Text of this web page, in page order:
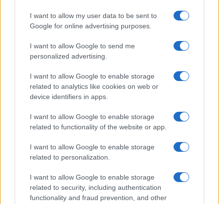
I want to allow my user data to be sent to
Google for online advertising purposes.
I want to allow Google to send me
personalized advertising.
I want to allow Google to enable storage
related to analytics like cookies on web or
device identifiers in apps.
I want to allow Google to enable storage
related to functionality of the website or app.
I want to allow Google to enable storage
related to personalization.
I want to allow Google to enable storage
related to security, including authentication
functionality and fraud prevention, and other
Puoi effettuare l'accesso andando nella
sezioneLogin dal menù del sito o
TEMI: Notizie Olbia
Pierpaolo Vargiu
Scuole Nuoro
Scuole Olbia Studenti Olbia
Inviaci le tue segnalazioni,
i tuoi video e le tue foto
Su WhatsApp al numero +39
345 356 7512
Notizie in tempo reale?